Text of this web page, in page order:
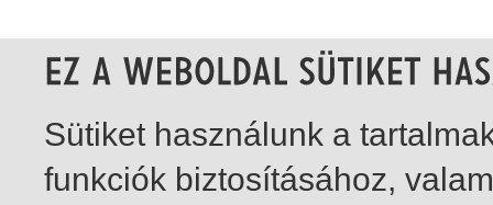
Sütiket használunk a
funkciók biztosításához,